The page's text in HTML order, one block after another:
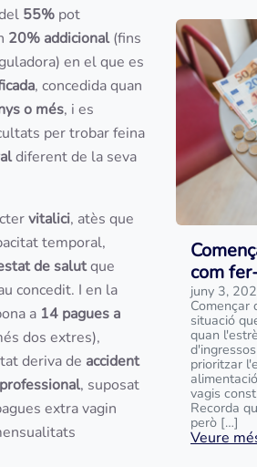
55% pot
20% addicional(fins
en el que es
, concedida quan
o més, i es
per trobar feina
diferent de la seva
vitalici, atès que
temporal,
de salutque
concedit. I en la
a 14 pagues a
dos extres),
deriva de accident
, suposat
extra vagin
com
juny 3,
Començar
situació
quan
prioritzar
vagis
Recorda
però […]
Veure